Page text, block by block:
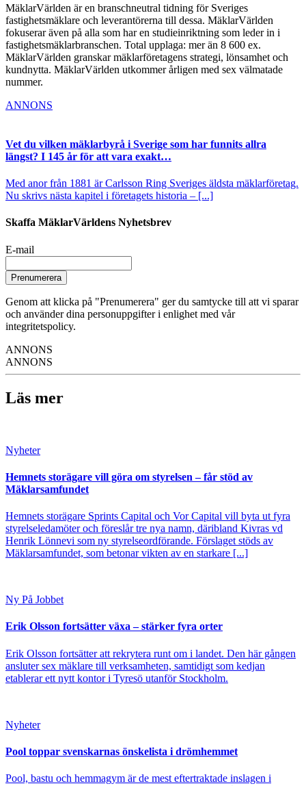
MäklarVärlden är en branschneutral tidning för Sveriges
fastighetsmäklare och leverantörerna till dessa. MäklarVärlden
fokuserar även på alla som har en studieinriktning som leder in i
fastighetsmäklarbranschen. Total upplaga: mer än 8 600 ex.
MäklarVärlden granskar mäklarföretagens strategi, lönsamhet och
kundnytta. MäklarVärlden utkommer årligen med sex välmatade
nummer.
ANNONS
Vet du vilken mäklarbyrå i Sverige som har funnits allra
längst? I 145 år för att vara exakt…
Med anor från 1881 är Carlsson Ring Sveriges äldsta mäklarföretag.
Nu skrivs nästa kapitel i företagets historia – [...]
Skaffa MäklarVärldens Nyhetsbrev
E-mail
Prenumerera
Genom att klicka på "Prenumerera" ger du samtycke till att vi sparar
och använder dina personuppgifter i enlighet med vår
integritetspolicy.
ANNONS
ANNONS
Läs mer
Nyheter
Hemnets storägare vill göra om styrelsen – får stöd av
Mäklarsamfundet
Hemnets storägare Sprints Capital och Vor Capital vill byta ut fyra
styrelseledamöter och föreslår tre nya namn, däribland Kivras vd
Henrik Lönnevi som ny styrelseordförande. Förslaget stöds av
Mäklarsamfundet, som betonar vikten av en starkare [...]
Ny På Jobbet
Erik Olsson fortsätter växa – stärker fyra orter
Erik Olsson fortsätter att rekrytera runt om i landet. Den här gången
ansluter sex mäklare till verksamheten, samtidigt som kedjan
etablerar ett nytt kontor i Tyresö utanför Stockholm.
Nyheter
Pool toppar svenskarnas önskelista i drömhemmet
Pool, bastu och hemmagym är de mest eftertraktade inslagen i